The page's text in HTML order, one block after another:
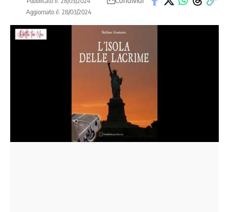
Aggiornato il: 28/03/2024